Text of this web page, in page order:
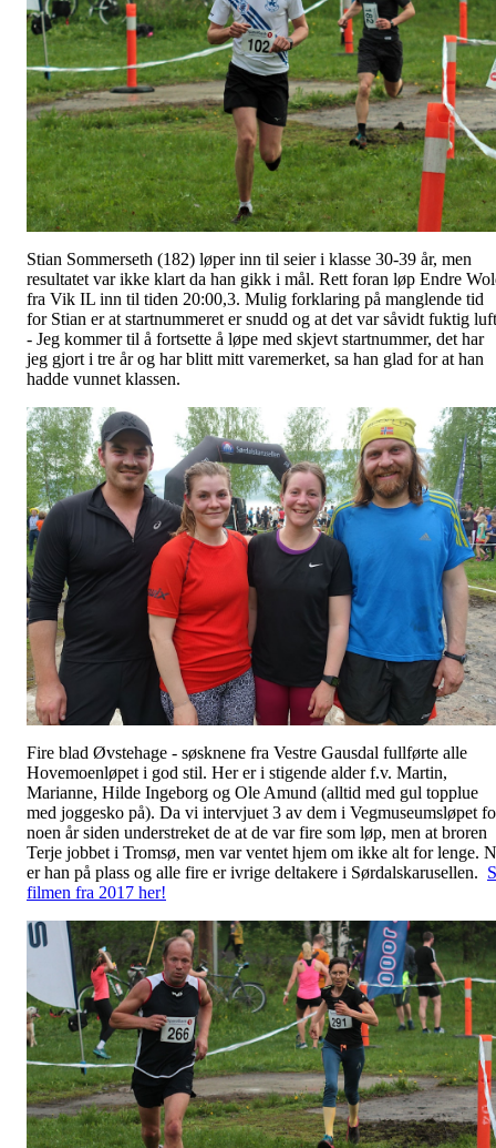
Stian Sommerseth (182) løper inn til seier i klasse 30-39 år, men
resultatet var ikke klart da han gikk i mål. Rett foran løp Endre
fra Vik IL inn til tiden 20:00,3. Mulig forklaring på manglende tid
for Stian er at startnummeret er snudd og at det var såvidt fuktig
- Jeg kommer til å fortsette å løpe med skjevt startnummer, det har
jeg gjort i tre år og har blitt mitt varemerket, sa han glad for at han
hadde vunnet klassen.
Fire blad Øvstehage - søsknene fra Vestre Gausdal fullførte alle
Hovemoenløpet i god stil. Her er i stigende alder f.v. Martin,
Marianne, Hilde Ingeborg og Ole Amund (alltid med gul topplue
med joggesko på). Da vi intervjuet 3 av dem i Vegmuseumsløpet
noen år siden understreket de at de var fire som løp, men at broren
Terje jobbet i Tromsø, men var ventet hjem om ikke alt for lenge.
er han på plass og alle fire er ivrige deltakere i Sørdalskarusellen.
filmen fra 2017 her!